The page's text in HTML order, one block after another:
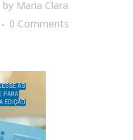
by Maria Clara
0 Comments